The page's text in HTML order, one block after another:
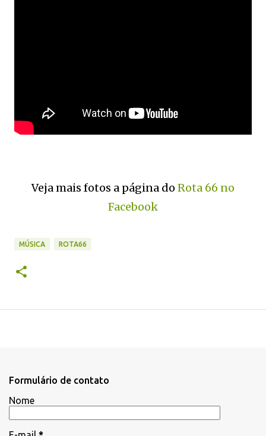
Veja mais fotos a página do Rota 66 no
Facebook
MÚSICA ROTA66
Formulário de contato
Nome